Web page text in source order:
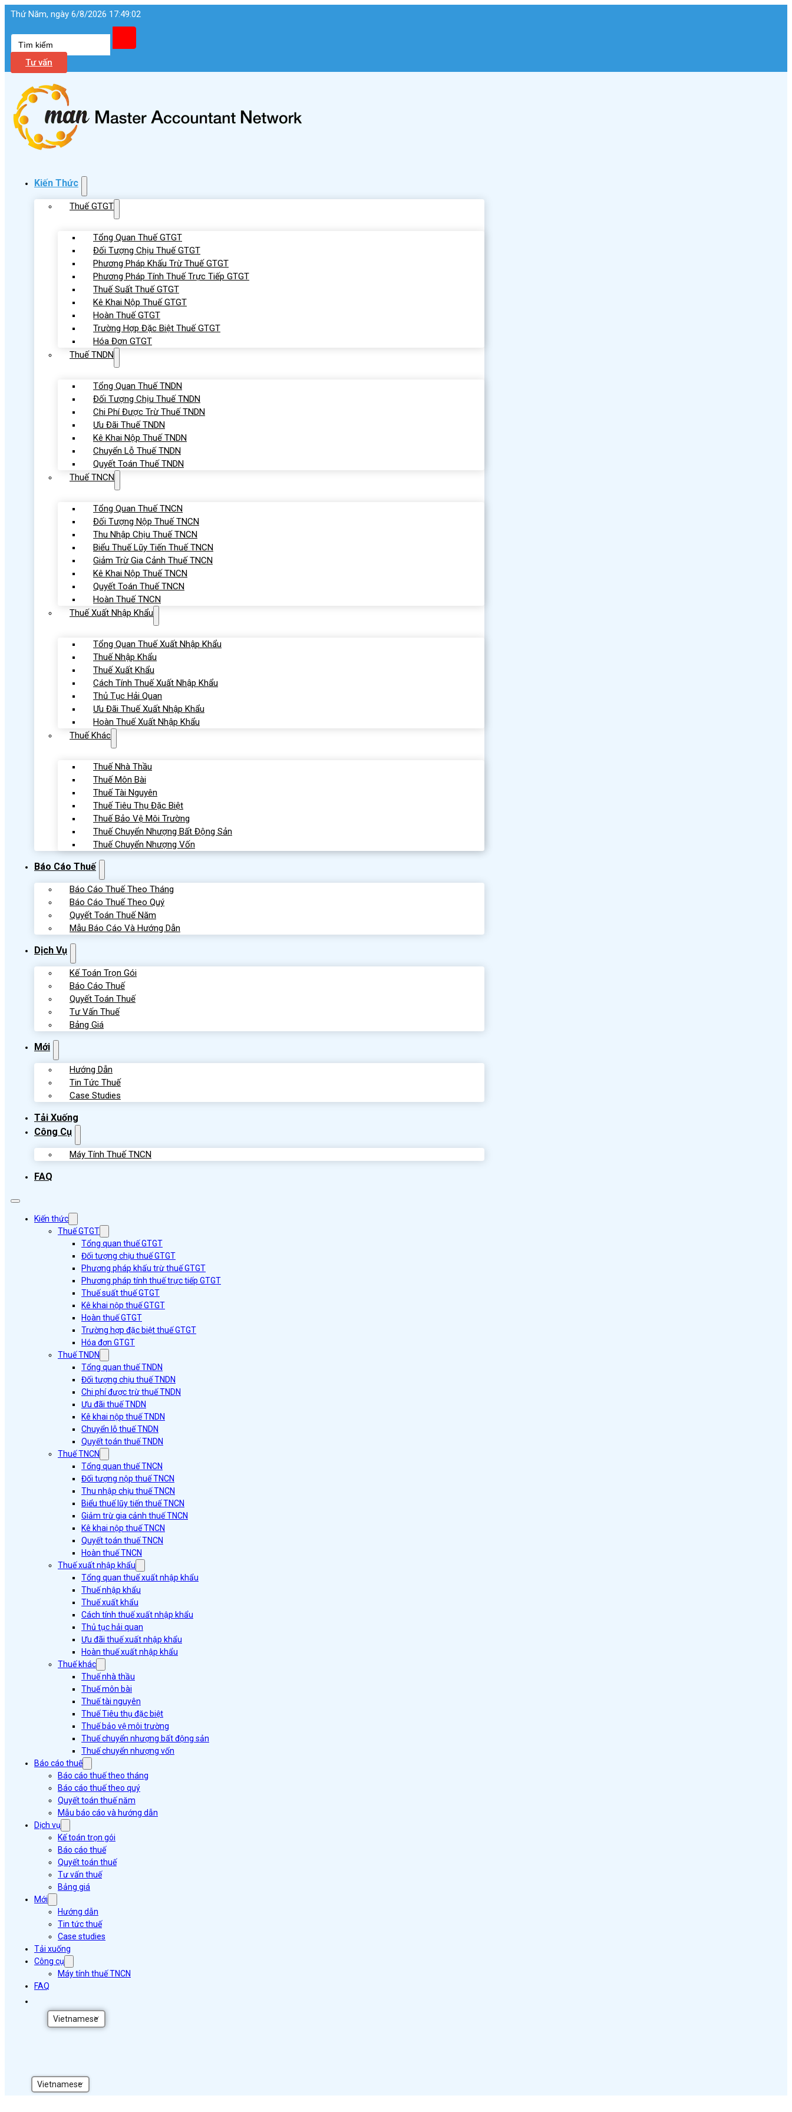
Thứ Năm, ngày 6/8/2026 17:49:03
kiếm
Tư vấn
Kiến Thức
Thuế GTGT
Tổng Quan Thuế GTGT
Đối Tượng Chịu Thuế GTGT
Phương Pháp Khấu Trừ Thuế GTGT
Phương Pháp Tính Thuế Trực Tiếp GTGT
Thuế Suất Thuế GTGT
Kê Khai Nộp Thuế GTGT
Hoàn Thuế GTGT
Trường Hợp Đặc Biệt Thuế GTGT
Hóa Đơn GTGT
Thuế TNDN
Tổng Quan Thuế TNDN
Đối Tượng Chịu Thuế TNDN
Chi Phí Được Trừ Thuế TNDN
Ưu Đãi Thuế TNDN
Kê Khai Nộp Thuế TNDN
Chuyển Lỗ Thuế TNDN
Quyết Toán Thuế TNDN
Thuế TNCN
Tổng Quan Thuế TNCN
Đối Tượng Nộp Thuế TNCN
Thu Nhập Chịu Thuế TNCN
Biểu Thuế Lũy Tiến Thuế TNCN
Giảm Trừ Gia Cảnh Thuế TNCN
Kê Khai Nộp Thuế TNCN
Quyết Toán Thuế TNCN
Hoàn Thuế TNCN
Thuế Xuất Nhập Khẩu
Tổng Quan Thuế Xuất Nhập Khẩu
Thuế Nhập Khẩu
Thuế Xuất Khẩu
Cách Tính Thuế Xuất Nhập Khẩu
Thủ Tục Hải Quan
Ưu Đãi Thuế Xuất Nhập Khẩu
Hoàn Thuế Xuất Nhập Khẩu
Thuế Khác
Thuế Nhà Thầu
Thuế Môn Bài
Thuế Tài Nguyên
Thuế Tiêu Thụ Đặc Biệt
Thuế Bảo Vệ Môi Trường
Thuế Chuyển Nhượng Bất Động Sản
Thuế Chuyển Nhượng Vốn
Báo Cáo Thuế
Báo Cáo Thuế Theo Tháng
Báo Cáo Thuế Theo Quý
Quyết Toán Thuế Năm
Mẫu Báo Cáo Và Hướng Dẫn
Dịch Vụ
Kế Toán Trọn Gói
Báo Cáo Thuế
Quyết Toán Thuế
Tư Vấn Thuế
Bảng Giá
Mới
Hướng Dẫn
Tin Tức Thuế
Case Studies
Tải Xuống
Công Cụ
Máy Tính Thuế TNCN
FAQ
Kiến thức
Thuế GTGT
Tổng quan thuế GTGT
Đối tượng chịu thuế GTGT
Phương pháp khấu trừ thuế GTGT
Phương pháp tính thuế trực tiếp GTGT
Thuế suất thuế GTGT
Kê khai nộp thuế GTGT
Hoàn thuế GTGT
Trường hợp đặc biệt thuế GTGT
Hóa đơn GTGT
Thuế TNDN
Tổng quan thuế TNDN
Đối tượng chịu thuế TNDN
Chi phí được trừ thuế TNDN
Ưu đãi thuế TNDN
Kê khai nộp thuế TNDN
Chuyển lỗ thuế TNDN
Quyết toán thuế TNDN
Thuế TNCN
Tổng quan thuế TNCN
Đối tượng nộp thuế TNCN
Thu nhập chịu thuế TNCN
Biểu thuế lũy tiến thuế TNCN
Giảm trừ gia cảnh thuế TNCN
Kê khai nộp thuế TNCN
Quyết toán thuế TNCN
Hoàn thuế TNCN
Thuế xuất nhập khẩu
Tổng quan thuế xuất nhập khẩu
Thuế nhập khẩu
Thuế xuất khẩu
Cách tính thuế xuất nhập khẩu
Thủ tục hải quan
Ưu đãi thuế xuất nhập khẩu
Hoàn thuế xuất nhập khẩu
Thuế khác
Thuế nhà thầu
Thuế môn bài
Thuế tài nguyên
Thuế Tiêu thụ đặc biệt
Thuế bảo vệ môi trường
Thuế chuyển nhượng bất động sản
Thuế chuyển nhượng vốn
Báo cáo thuế
Báo cáo thuế theo tháng
Báo cáo thuế theo quý
Quyết toán thuế năm
Mẫu báo cáo và hướng dẫn
Dịch vụ
Kế toán trọn gói
Báo cáo thuế
Quyết toán thuế
Tư vấn thuế
Bảng giá
Mới
Hướng dẫn
Tin tức thuế
Case studies
Tải xuống
Công cụ
Máy tính thuế TNCN
FAQ
Vietnamese
Vietnamese